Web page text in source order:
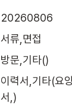
20260806
서류,면접
방문,기타()
이력서,기타(요
서,)